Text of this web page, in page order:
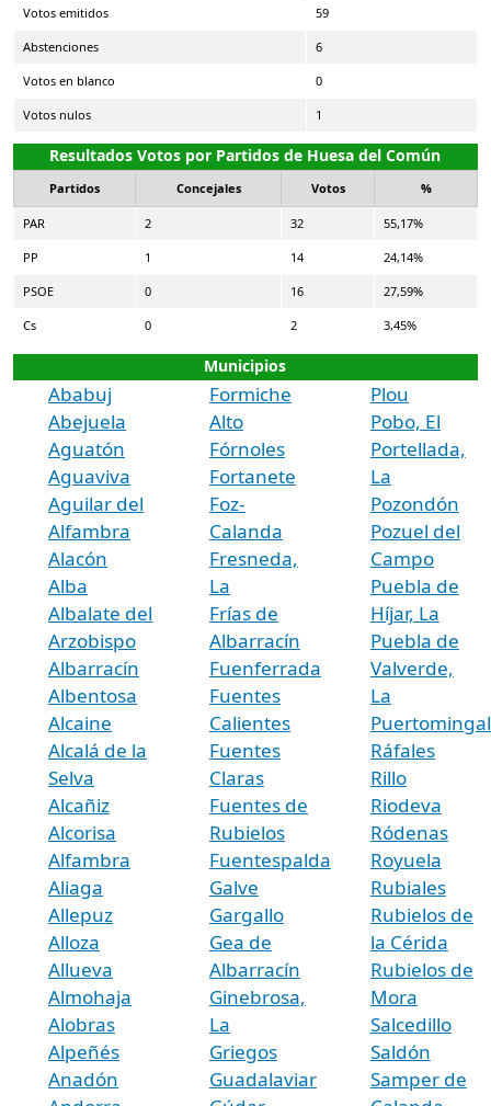
Votos emitidos 59
Abstenciones 6
Votos en blanco 0
Votos nulos 1
Resultados Votos por Partidos de Huesa del Común
Partidos Concejales Votos %
PAR 2 32 55,17%
PP 1 14 24,14%
PSOE 0 16 27,59%
Cs 0 2 3,45%
Municipios
Ababuj
Abejuela
Aguatón
Aguaviva
Aguilar del
Alfambra
Alacón
Alba
Albalate del
Arzobispo
Albarracín
Albentosa
Alcaine
Alcalá de la
Selva
Alcañiz
Alcorisa
Alfambra
Aliaga
Allepuz
Alloza
Allueva
Almohaja
Alobras
Alpeñés
Anadón
Formiche
Alto
Fórnoles
Fortanete
Foz-
Calanda
Fresneda,
La
Frías de
Albarracín
Fuenferrada
Fuentes
Calientes
Fuentes
Claras
Fuentes de
Rubielos
Fuentespalda
Galve
Gargallo
Gea de
Albarracín
Ginebrosa,
La
Griegos
Guadalaviar
Plou
Pobo, El
Portellada,
La
Pozondón
Pozuel del
Campo
Puebla de
Híjar, La
Puebla de
Valverde,
La
Ráfales
Rillo
Riodeva
Ródenas
Royuela
Rubiales
Rubielos de
la Cérida
Rubielos de
Mora
Salcedillo
Saldón
Samper de